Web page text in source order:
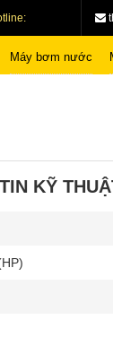
Máy bơm nước
KỸ